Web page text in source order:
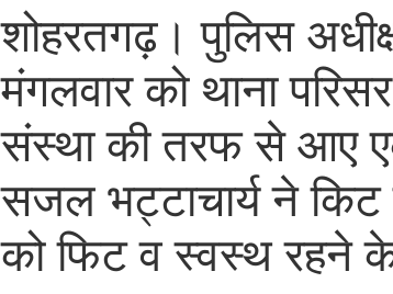
शोहरतगढ़। पुलिस
मंगलवार को थाना
संस्था की तरफ से आए
सजल भट्टाचार्य ने
को फिट व स्वस्थ रहने